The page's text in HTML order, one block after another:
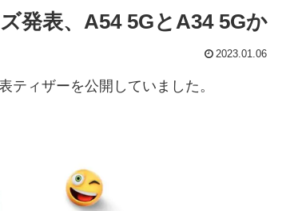
発表、A54 5GとA34 5Gか
2023.01.06
ティザーを公開していました。